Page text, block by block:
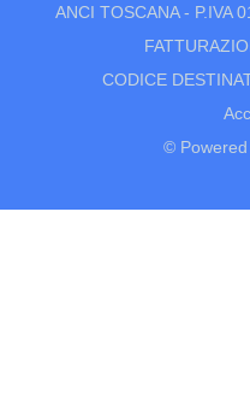
ANCI TOSCANA - P.IVA
CODICE
© Powered